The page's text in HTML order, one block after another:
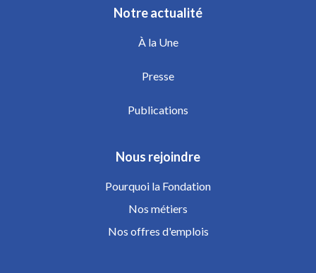
Notre actualité
À la Une
Presse
Publications
Nous rejoindre
Pourquoi la Fondation
Nos métiers
Nos offres d'emplois